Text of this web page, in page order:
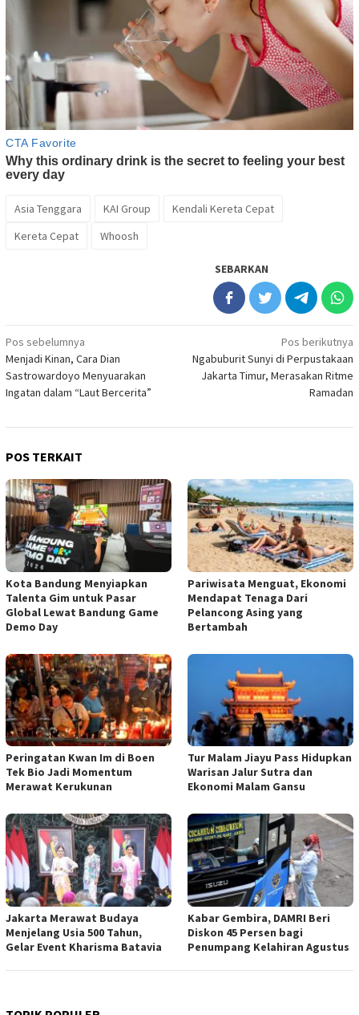
Asia Tenggara KAI Group
Kendali Kereta Cepat
Kereta Cepat
Whoosh
SEBARKAN
Navigasi
pos
Pos sebelumnya
Menjadi Kinan, Cara Dian
Sastrowardoyo Menyuarakan
Ingatan dalam “Laut Bercerita”
Pos berikutnya
Ngabuburit Sunyi di Perpustakaan
Jakarta Timur, Merasakan Ritme
Ramadan
POS TERKAIT
Kota Bandung Menyiapkan
Talenta Gim untuk Pasar
Global Lewat Bandung Game
Demo Day
Pariwisata Menguat, Ekonomi
Mendapat Tenaga Dari
Pelancong Asing yang
Bertambah
Peringatan Kwan Im di Boen
Tek Bio Jadi Momentum
Merawat Kerukunan
Tur Malam Jiayu Pass Hidupkan
Warisan Jalur Sutra dan
Ekonomi Malam Gansu
Jakarta Merawat Budaya
Menjelang Usia 500 Tahun,
Gelar Event Kharisma Batavia
Kabar Gembira, DAMRI Beri
Diskon 45 Persen bagi
Penumpang Kelahiran Agustus